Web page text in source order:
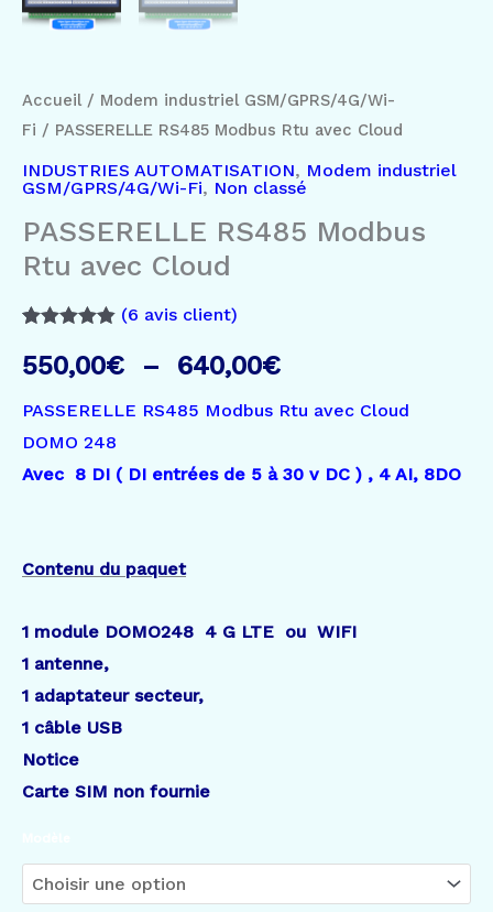
Accueil / Modem industriel GSM/GPRS/4G/Wi-
Fi / PASSERELLE RS485 Modbus Rtu avec Cloud
INDUSTRIES AUTOMATISATION, Modem industriel
GSM/GPRS/4G/Wi-Fi, Non classé
PASSERELLE RS485 Modbus
Rtu avec Cloud
sur 5
basé sur
client
(6 avis client)
550,00€ – 640,00€
PASSERELLE RS485 Modbus Rtu avec Cloud
DOMO 248
Avec 8 DI ( DI entrées de 5 à 30 v DC ) , 4 AI, 8DO
Contenu du paquet
1 module DOMO248 4 G LTE ou WIFI
1 antenne,
1 adaptateur secteur,
1 câble USB
Notice
Carte SIM non fournie